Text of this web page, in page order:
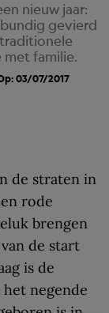
nieuw jaar:
gevierd
met familie.
03/07/2017
de straten in
rode
brengen
de start
is de
het negende